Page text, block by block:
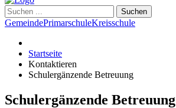
Suchen
GemeindePrimarschuleKreisschule
Startseite
Kontaktieren
Schulergänzende Betreuung
Schulergänzende Betreuung